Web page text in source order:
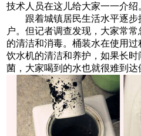
技术人员在这儿给大家一一介绍
跟着城镇居民生活水平逐步
户。但记者调查发现，大家常
的清洁和消毒。桶装水在使用
饮水机的清洁和养护，如果长
菌，大家喝到的水也就很难到达